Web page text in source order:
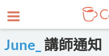
June_ 講師通知